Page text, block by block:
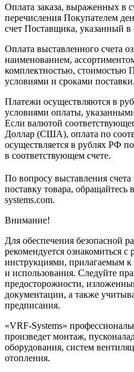
Оплата заказа, выраженных в
перечисления Покупателем
счет Поставщика, указанный в
Оплата выставленного счета
наименованием,
комплектностью, стоимостью
условиями и сроками поставки.
Платежи осуществляются в
условиями оплаты,
Если валютой
Доллар (США), оплата по
осуществляется в рублях РФ
в соответствующем cчете.
По вопросу выставления
поставку товара,
systems.com.
Внимание!
Для обеспечения безопасной
рекомендуется ознакомиться с
инструкциями, прилагаемым к
и использования. Следуйте
предосторожности,
документации, а также
предписания.
«VRF-Systems»
произведет монтаж,
оборудования, систем
отопления.